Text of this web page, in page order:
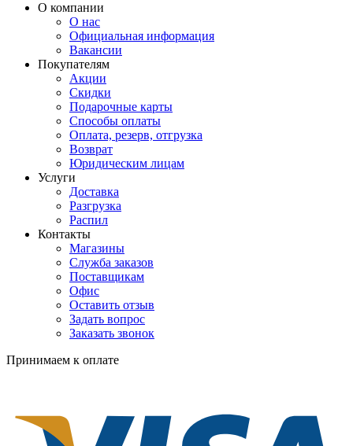
О компании
О нас
Официальная информация
Вакансии
Покупателям
Акции
Скидки
Подарочные карты
Способы оплаты
Оплата, резерв, отгрузка
Возврат
Юридическим лицам
Услуги
Доставка
Разгрузка
Распил
Контакты
Магазины
Служба заказов
Поставщикам
Офис
Оставить отзыв
Задать вопрос
Заказать звонок
Принимаем к оплате